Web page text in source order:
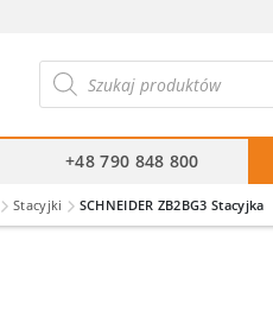
produktów
+48 790 848 800
Stacyjki SCHNEIDER ZB2BG3 Stacyjka